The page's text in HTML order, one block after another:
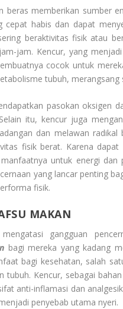
beras memberikan sumber
cepat habis dan dapat
beraktivitas fisik atau
jam. Kencur, yang
cocok untuk
tubuh,
pasokan oksigen
itu, kencur juga
dan melawan
fisik berat. Karena
untuk energi
yang lancar penting
fisik.
MAKAN
gangguan
bagi mereka yang kadang
bagi kesehatan, salah
tubuh. Kencur, sebagai
anti-inflamasi dan
penyebab utama nyeri.